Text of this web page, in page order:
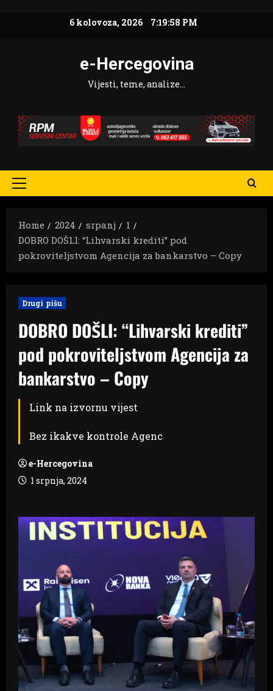
6 kolovoza, 2026 7:20:00 PM
e-Hercegovina
Vijesti, teme, analize…
Primary
Home
2024 srpanj
1
DOBRO DOŠLI: “Lihvarski krediti” pod
pokroviteljstvom Agencija za bankarstvo – Copy
Drugi pišu
DOBRO DOŠLI: “Lihvarski krediti”
pod pokroviteljstvom Agencija za
bankarstvo – Copy
Link na izvornu vijest
Bez ikakve kontrole Agenc
e-Hercegovina
1 srpnja, 2024